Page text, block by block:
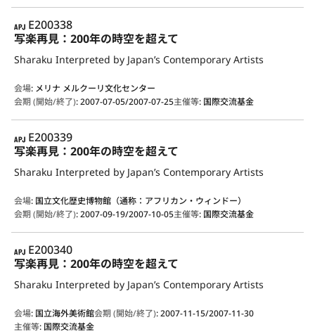
APJ
E200338
写楽再見：200年の時空を超えて
Sharaku Interpreted by Japan’s Contemporary Artists
会場: メリナ メルクーリ文化センター
会期 (開始/終了):2007-07-05/2007-07-25主催等: 国際交流基金
APJ
E200339
写楽再見：200年の時空を超えて
Sharaku Interpreted by Japan’s Contemporary Artists
会場: 国立文化歴史博物館（通称：アフリカン・ウィンドー）
会期 (開始/終了):2007-09-19/2007-10-05主催等: 国際交流基金
APJ
E200340
写楽再見：200年の時空を超えて
Sharaku Interpreted by Japan’s Contemporary Artists
会場: 国立海外美術館会期 (開始/終了):2007-11-15/2007-11-30
主催等: 国際交流基金